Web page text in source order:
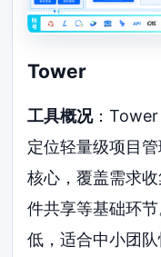
Tower
工具概况：Tower
定位轻量级项目
核心，覆盖需求
件共享等基础环
低，适合中小团队